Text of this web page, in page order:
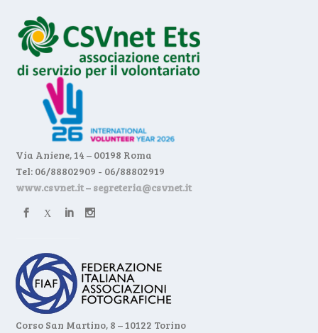
Via Aniene, 14 – 00198 Roma
Tel: 06/88802909 - 06/88802919
www.csvnet.it– segreteria@csvnet.it
Corso San Martino, 8 – 10122 Torino